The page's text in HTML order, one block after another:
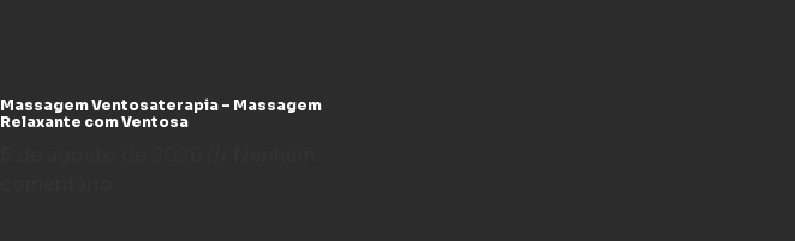
Massagem Ventosaterapia – Massagem
Relaxante com Ventosa